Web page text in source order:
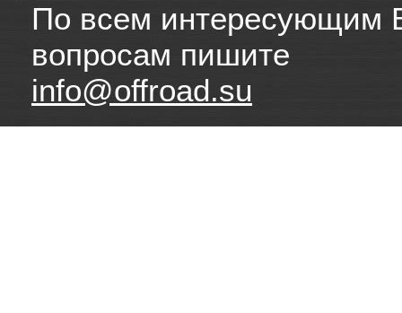
По всем интересующим
вопросам пишите
info@offroad.su